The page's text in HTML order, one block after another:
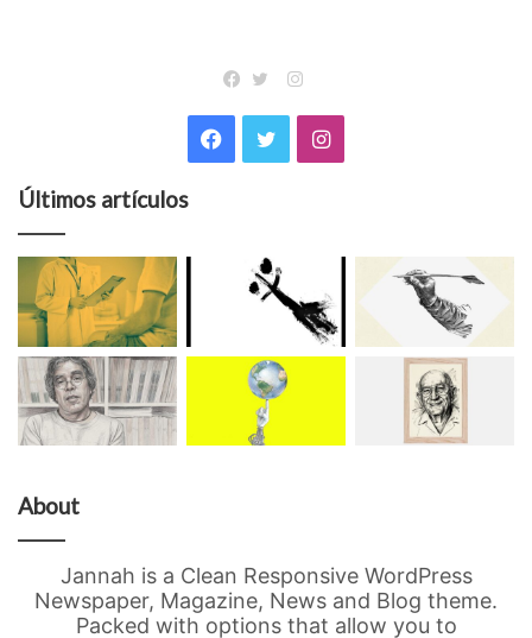
Instagram
Facebook
TwitterInstagram
Últimos artículos
About
Jannah is a Clean Responsive WordPress
Newspaper, Magazine, News and Blog theme.
Packed with options that allow you to